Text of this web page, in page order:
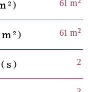
61 m²
61 m²
2